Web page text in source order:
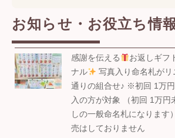
お知らせ・お役立ち情
感謝を伝える お返しギフ
ナル
写真入り命名札がリ
通りの組合せ♪ ※初回 1万
入の方が対象 （初回 1万円
しの一般命名札になりま
売はしておりません